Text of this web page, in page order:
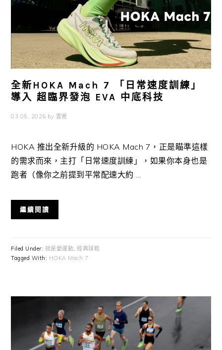
全新HOKA Mach 7 「日常速度訓練」
導入 超臨界發泡 EVA 中底科技
03 05, 2026 by 雲爸
HOKA 推出全新升級的 HOKA Mach 7，正是瞄準這樣
的需求而來，主打「日常速度訓練」，如果你本身也是
跑者（像你之前提到平常配速大約 ...
繼續閱讀
Filed Under: 就是愛運動,經典球鞋
Tagged With: HOKA Mach 7